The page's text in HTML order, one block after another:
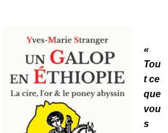
«
Tou
t ce
que
vou
s